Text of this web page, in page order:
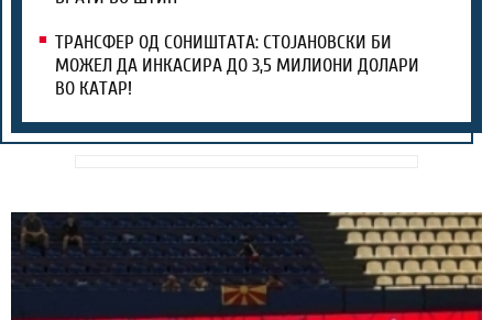
ТРАНСФЕР ОД СОНИШТАТА: СТОЈАНОВСКИ БИ
МОЖЕЛ ДА ИНКАСИРА ДО 3,5 МИЛИОНИ ДОЛАРИ
ВО КАТАР!